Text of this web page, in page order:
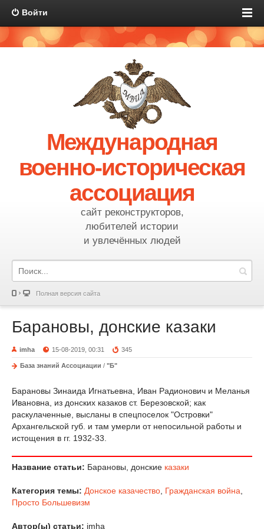
Войти
Международная
военно-историческая
ассоциация
сайт реконструкторов,
любителей истории
и увлечённых людей
Полная версия сайта
Барановы, донские казаки
imha 15-08-2019, 00:31 345
База знаний Ассоциации / "Б"
Барановы Зинаида Игнатьевна, Иван Радионович и Меланья
Ивановна, из донских казаков ст. Березовской; как
раскулаченные, высланы в спецпоселок "Островки"
Архангельской губ. и там умерли от непосильной работы и
истощения в гг. 1932-33.
Название статьи: Барановы, донские казаки
Категория темы: Донское казачество Гражданская война
Просто Большевизм
Автор(ы) статьи: imha